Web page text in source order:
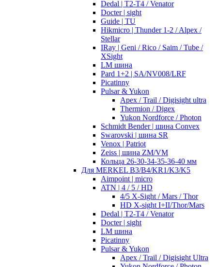
Dedal | T2-T4 / Venator
Docter | sight
Guide | TU
Hikmicro | Thunder 1-2 / Alpex /
Stellar
IRay | Geni / Rico / Saim / Tube /
XSight
LM шина
Pard 1+2 | SA/NV008/LRF
Picatinny
Pulsar & Yukon
Apex / Trail / Digisight ultra
Thermion / Digex
Yukon Nordforce / Photon
Schmidt Bender | шина Convex
Swarovski | шина SR
Venox | Patriot
Zeiss | шина ZM/VM
Кольца 26-30-34-35-36-40 мм
Для MERKEL B3/B4/KR1/K3/K5
Aimpoint | micro
ATN | 4 / 5 / HD
4/5 X-Sight / Mars / Thor
HD X-sight I+II/Thor/Mars
Dedal | T2-T4 / Venator
Docter | sight
LM шина
Picatinny
Pulsar & Yukon
Apex / Trail / Digisight Ultra